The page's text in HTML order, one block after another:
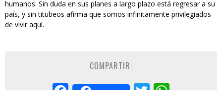
humanos. Sin duda en sus planes a largo plazo está regresar a su
país, y sin titubeos afirma que somos infinitamente privilegiados
de vivir aquí.
COMPARTIR: